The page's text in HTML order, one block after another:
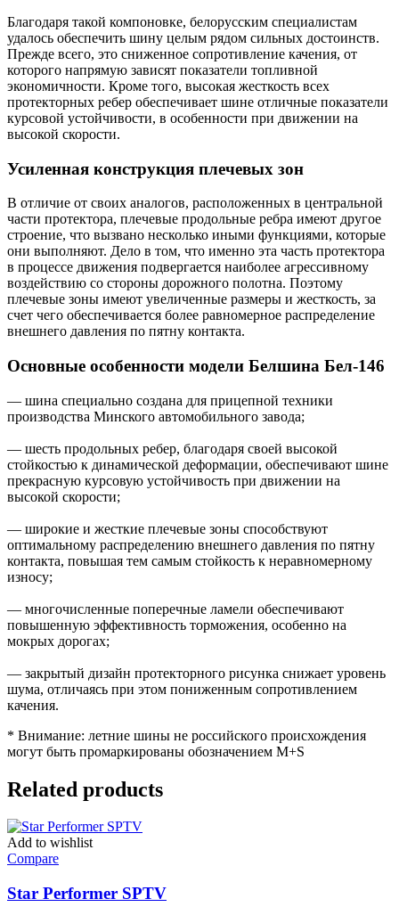
Благодаря такой компоновке, белорусским специалистам
удалось обеспечить шину целым рядом сильных достоинств.
Прежде всего, это сниженное сопротивление качения, от
которого напрямую зависят показатели топливной
экономичности. Кроме того, высокая жесткость всех
протекторных ребер обеспечивает шине отличные показатели
курсовой устойчивости, в особенности при движении на
высокой скорости.
Усиленная конструкция плечевых зон
В отличие от своих аналогов, расположенных в центральной
части протектора, плечевые продольные ребра имеют другое
строение, что вызвано несколько иными функциями, которые
они выполняют. Дело в том, что именно эта часть протектора
в процессе движения подвергается наиболее агрессивному
воздействию со стороны дорожного полотна. Поэтому
плечевые зоны имеют увеличенные размеры и жесткость, за
счет чего обеспечивается более равномерное распределение
внешнего давления по пятну контакта.
Основные особенности модели Белшина Бел-146
— шина специально создана для прицепной техники
производства Минского автомобильного завода;
— шесть продольных ребер, благодаря своей высокой
стойкостью к динамической деформации, обеспечивают шине
прекрасную курсовую устойчивость при движении на
высокой скорости;
— широкие и жесткие плечевые зоны способствуют
оптимальному распределению внешнего давления по пятну
контакта, повышая тем самым стойкость к неравномерному
износу;
— многочисленные поперечные ламели обеспечивают
повышенную эффективность торможения, особенно на
мокрых дорогах;
— закрытый дизайн протекторного рисунка снижает уровень
шума, отличаясь при этом пониженным сопротивлением
качения.
* Внимание: летние шины не российского происхождения
могут быть промаркированы обозначением M+S
Related products
Add to wishlist
Compare
Star Performer SPTV